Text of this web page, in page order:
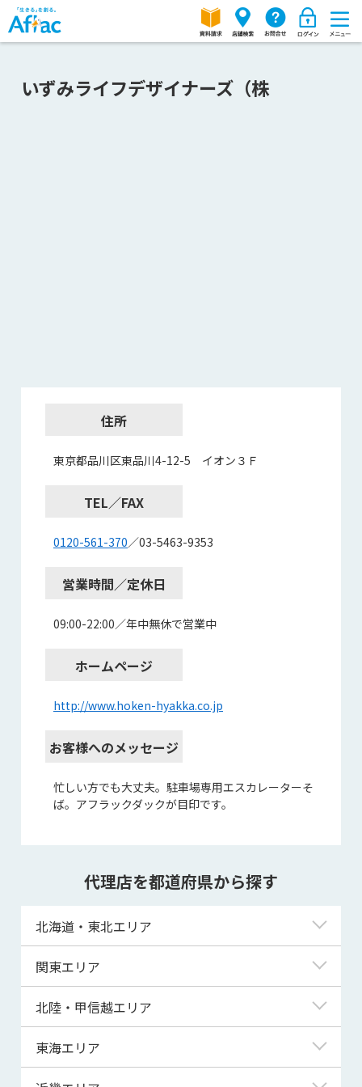
いずみライフデザイナーズ（株
住所
東京都品川区東品川4-12-5 イオン３Ｆ
TEL／FAX
0120-561-370／03-5463-9353
営業時間／定休日
09:00-22:00／年中無休で営業中
ホームページ
http://www.hoken-hyakka.co.jp
お客様へのメッセージ
忙しい方でも大丈夫。駐車場専用エスカレーターそ
ば。アフラックダックが目印です。
代理店を都道府県から探す
北海道・東北エリア
北海道
青森県
宮城県
関東エリア
東京都
神奈川県
埼玉県
北陸・甲信越エリア
新潟県
富山県
東海エリア